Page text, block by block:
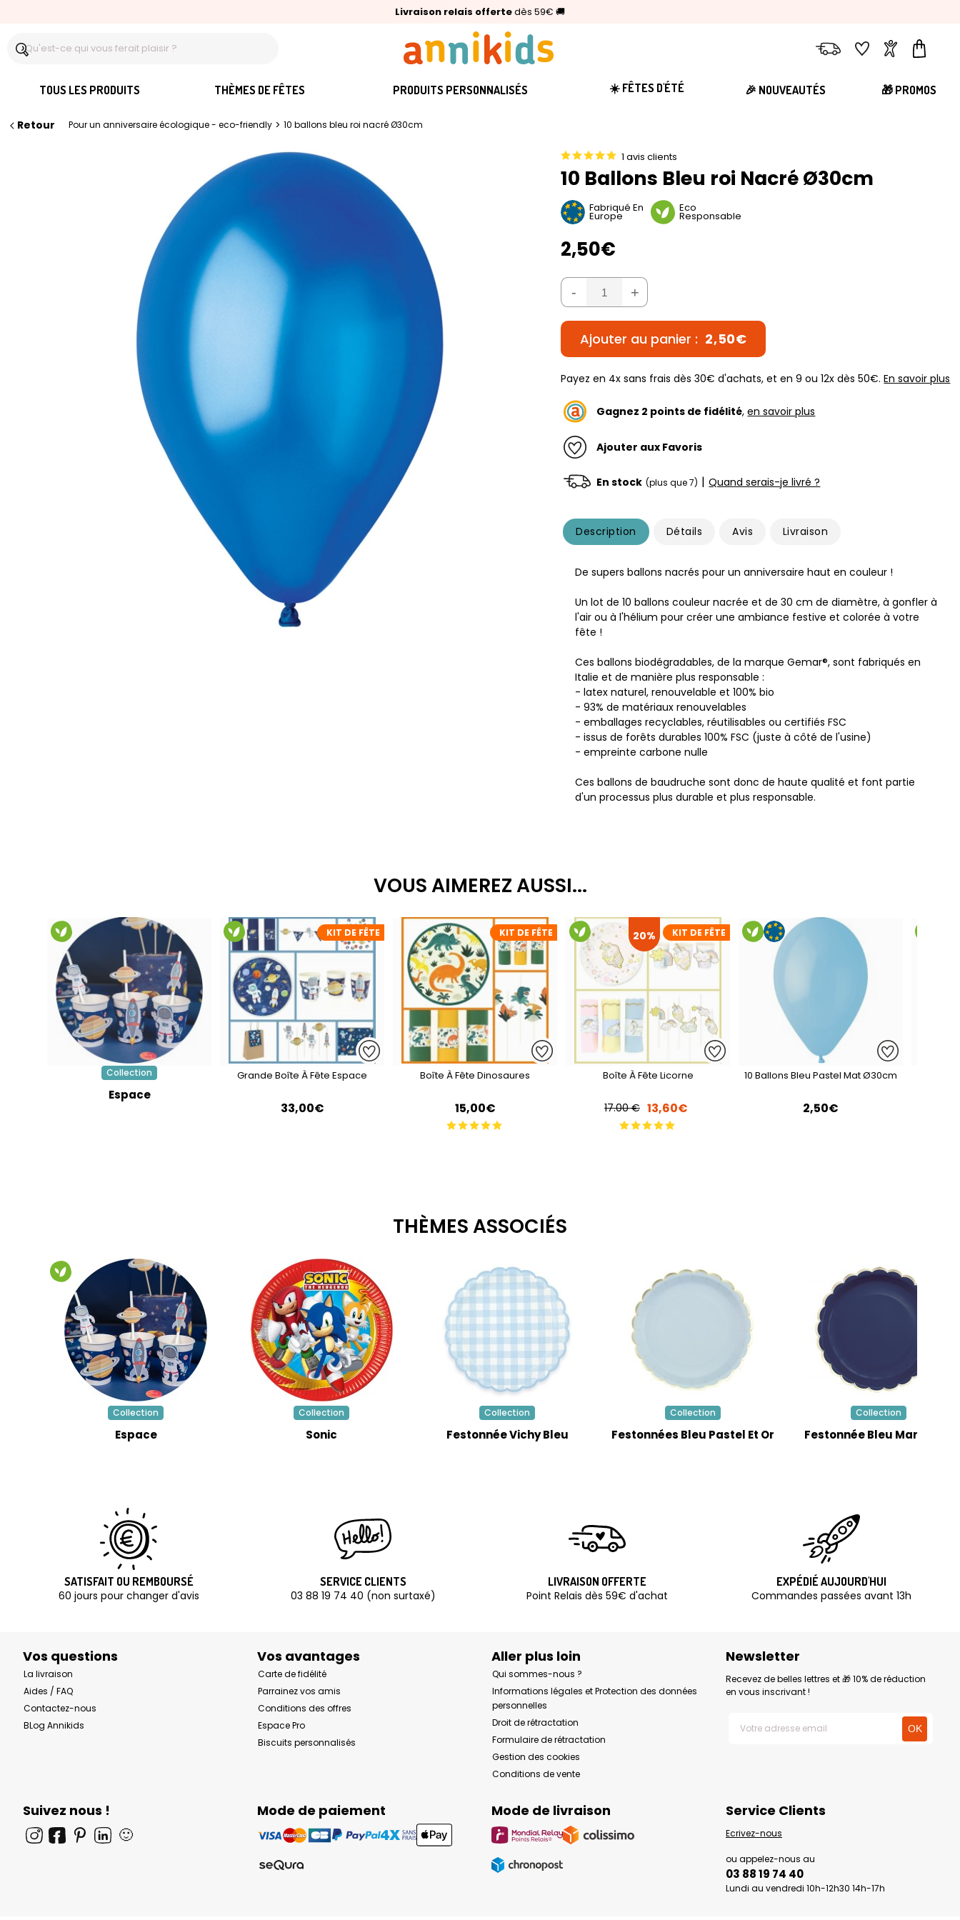
Livraison relais offertedès 59€ 🚚
🥇Palmarès Capital 2025 :Annikids N°1
⭐⭐⭐⭐⭐4,6/5(24 000 avis clients)
LivraisonFavorisComptePanier
TOUS LES PRODUITS THÈMES DE FÊTES PRODUITS PERSONNALISÉS ☀️ FÊTES D'ÉTÉ 🎉 NOUVEAUTÉS 🎁 PROMOS
Retour Pour un anniversaire écologique - eco-friendly > 10 ballons bleu roi nacré Ø30cm
1 avis clients
10 Ballons Bleu roi Nacré Ø30cm
Fabriqué En
Europe
Eco
Responsable
2,50€
- +
Ajouter au panier : 2,50€
Payez en 4x sans frais dès 30€ d'achats, et en 9 ou 12x dès 50€.En savoir plus
Gagnez 2 points de fidélité,en savoir plus
Ajouter aux Favoris
En stock (plus que 7) | Quand serais-je livré ?
Description Détails Avis Livraison
De supers ballons nacrés pour un anniversaire haut en couleur !
Un lot de 10 ballons couleur nacrée et de 30 cm de diamètre, à gonfler à
l'air ou à l'hélium pour créer une ambiance festive et colorée à votre
fête !
Ces ballons biodégradables, de la marque Gemar®, sont fabriqués en
Italie et de manière plus responsable :
- latex naturel, renouvelable et 100% bio
- 93% de matériaux renouvelables
- emballages recyclables, réutilisables ou certifiés FSC
- issus de forêts durables 100% FSC (juste à côté de l'usine)
- empreinte carbone nulle
Ces ballons de baudruche sont donc de haute qualité et font partie
d'un processus plus durable et plus responsable.
VOUS AIMEREZ AUSSI...
Collection
Espace
KIT DE FÊTE
Grande Boîte À Fête Espace
33,00€
KIT DE FÊTE
Boîte À Fête Dinosaures
15,00€
20% KIT DE FÊTE
Boîte À Fête Licorne
17.00 € 13,60€
10 Ballons Bleu Pastel Mat Ø30cm
2,50€
THÈMES ASSOCIÉS
Collection
Espace
Collection
Sonic
Collection
Festonnée Vichy Bleu
Collection
Festonnées Bleu Pastel Et Or
Collection
Festonnée Bleu Marine/Or
SATISFAIT OU REMBOURSÉ
60 jours pour changer d'avis
SERVICE CLIENTS
03 88 19 74 40 (non surtaxé)
LIVRAISON OFFERTE
Point Relais dès 59€ d'achat
EXPÉDIÉ AUJOURD'HUI
Commandes passées avant 13h
Vos questions
La livraison
Aides / FAQ
Contactez-nous
BLog Annikids
Vos avantages
Carte de fidélité
Parrainez vos amis
Conditions des offres
Espace Pro
Biscuits personnalisés
Aller plus loin
Qui sommes-nous ?
Informations légales et Protection des données
personnelles
Droit de rétractation
Formulaire de rétractation
Gestion des cookies
Conditions de vente
Newsletter
Recevez de belles lettres et 🎁 10% de réduction
en vous inscrivant !
Suivez nous !
🙂
Mode de paiement Mode de livraison Service Clients
Ecrivez-nous
ou appelez-nous au
03 88 19 74 40
Lundi au vendredi 10h-12h30 14h-17h